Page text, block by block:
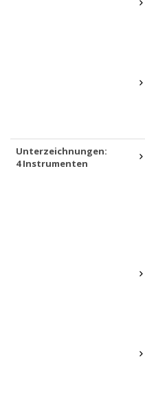
Unterzeichnungen:
4 Instrumenten